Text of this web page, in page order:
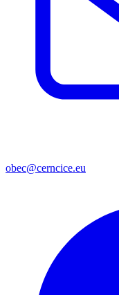
obec@cerncice.eu